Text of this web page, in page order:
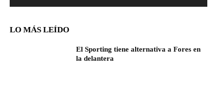
LO MÁS LEÍDO
El Sporting tiene alternativa a Fores en
la delantera